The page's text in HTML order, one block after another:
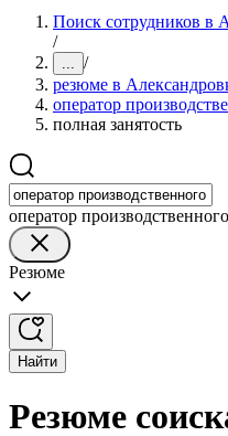
Поиск сотрудников в
/
... /
резюме в
оператор
полная занятость
оператор
Резюме
Найти
Резюме